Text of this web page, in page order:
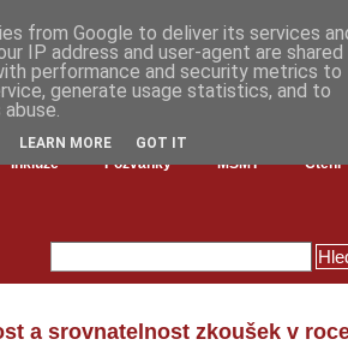
Inkluze Pozvánky MŠMT Čtení
a srovnatelnost zkoušek v
from Google to deliver its services
IP address and user-agent are shared
performance and security metrics to
generate usage statistics, and to
LEARN MORE GOT IT